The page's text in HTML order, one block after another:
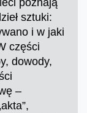
sztuki:
i w jaki
części
dowody,
–